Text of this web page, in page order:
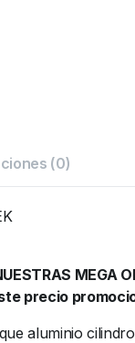
(0)
MEGA
precio
aluminio